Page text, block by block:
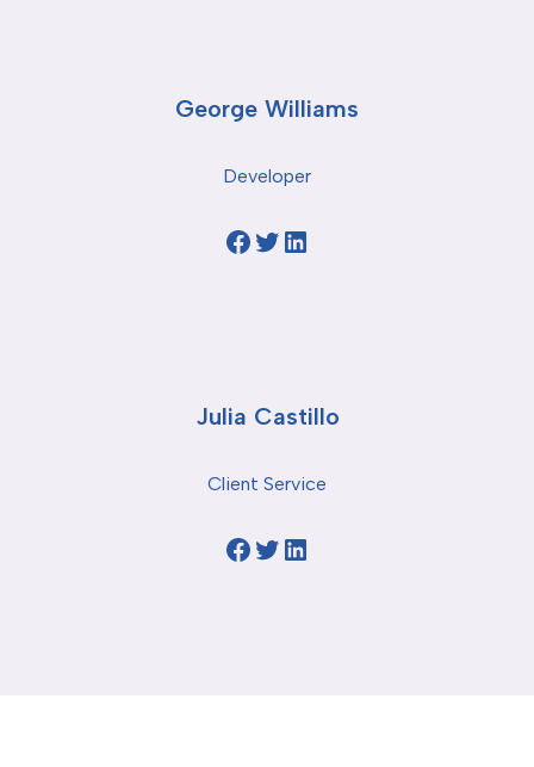
George Williams
Developer
Julia Castillo
Client Service